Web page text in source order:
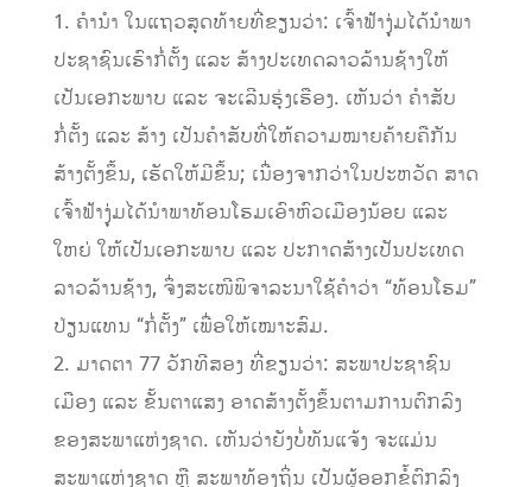
1. ຄຳນຳ ໃນແຖວສຸດທ້າຍທີ່ຂຽນວ່າ: ເຈົ້າຟ້າງຸ່ມໄດ້ນຳພາ
ປະຊາຊົນເຮົາກໍ່ຕັ້ງ ແລະ ສ້າງປະເທດລາວລ້ານຊ້າງໃຫ້
ເປັນເອກະພາບ ແລະ ຈະເລີນຮຸ່ງເຮືອງ. ເຫັນວ່າ ຄຳສັບ
ກໍ່ຕັ້ງ ແລະ ສ້າງ ເປັນຄຳສັບທີ່ໃຫ້ຄວາມໝາຍຄ້າຍຄືກັນ
ສ້າງຕັ້ງຂຶ້ນ, ເຮັດໃຫ້ມີຂຶ້ນ; ເນື່ອງຈາກວ່າໃນປະຫວັດ ສາດ
ເຈົ້າຟ້າງຸ່ມໄດ້ນຳພາທ້ອນໂຮມເອົາຫົວເມືອງນ້ອຍ ແລະ
ໃຫຍ່ ໃຫ້ເປັນເອກະພາບ ແລະ ປະກາດສ້າງເປັນປະເທດ
ລາວລ້ານຊ້າງ, ຈຶ່ງສະເໜີພິຈາລະນາໃຊ້ຄຳວ່າ “ທ້ອນໂຮມ”
ປ່ຽນແທນ “ກໍ່ຕັ້ງ” ເພື່ອໃຫ້ເໝາະສົມ.
2. ມາດຕາ 77 ວັກທີສອງ ທີ່ຂຽນວ່າ: ສະພາປະຊາຊົນ
ເມືອງ ແລະ ຂັ້ນຕາແສງ ອາດສ້າງຕັ້ງຂຶ້ນຕາມການຕົກລົງ
ຂອງສະພາແຫ່ງຊາດ. ເຫັນວ່າຍັງບໍ່ທັນແຈ້ງ ຈະແມ່ນ
ສະພາແຫ່ງຊາດ ຫຼື ສະພາທ້ອງຖິ່ນ ເປັນຜູ້ອອກຂໍ້ຕົກລົງ